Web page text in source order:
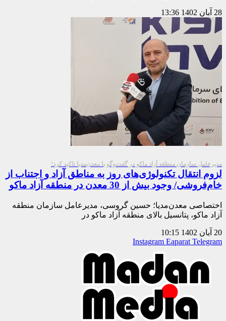
28 آبان 1402 13:36
مدیرعامل سازمان منطقه آزاد ماکو در گفت‌وگو با معدن‌مدیا تاکید کرد؛
لزوم انتقال تکنولوژی‌های روز به مناطق آزاد و اجتناب از
خام‌فروشی/ وجود بیش از 30 معدن در منطقه آزاد ماکو
اختصاصی معدن‌مدیا؛ حسین گروسی، مدیرعامل سازمان منطقه
آزاد ماکو، پتانسیل بالای منطقه آزاد ماکو در
20 آبان 1402
10:15
Instagram Eaparat Telegram